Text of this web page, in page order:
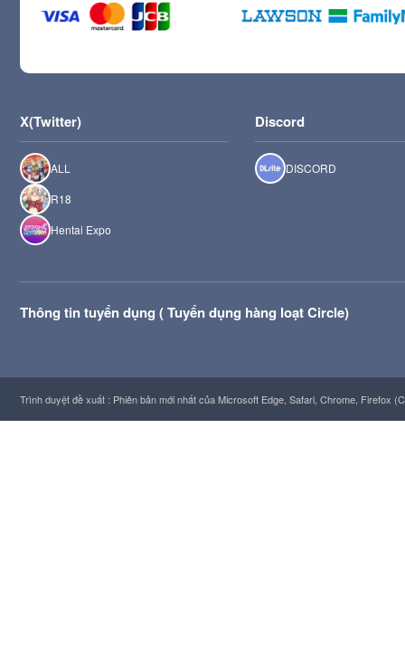
X(Twitter)
ALL
R18
Hentai Expo
Discord
DISCORD
Thông tin tuyển dụng ( Tuyển dụng hàng loạt Circle)
Trình duyệt đề xuất : Phiên bản mới nhất của Microsoft Edge, Safari, Chrome, Firefox